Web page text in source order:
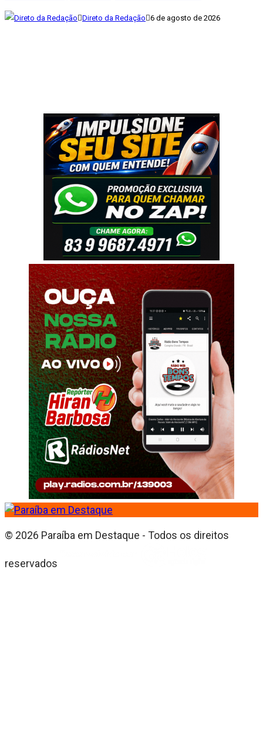
Direto da Redação 6 de agosto de 2026
© 2026 Paraíba em Destaque - Todos os direitos
reservados